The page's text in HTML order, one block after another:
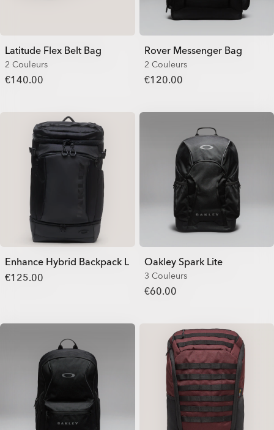
Latitude Flex Belt Bag
2 Couleurs
€140.00
Rover Messenger Bag
2 Couleurs
€120.00
Enhance Hybrid Backpack L
€125.00
Oakley Spark Lite
3 Couleurs
€60.00